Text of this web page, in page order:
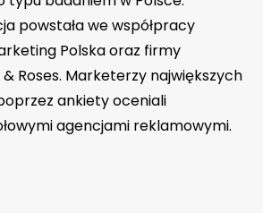
powstała we współpracy
Polska oraz firmy
Roses. Marketerzy największych
ankiety oceniali
agencjami reklamowymi.